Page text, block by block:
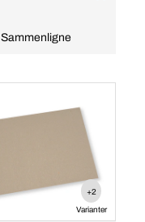
Sammenligne
+2
Varianter